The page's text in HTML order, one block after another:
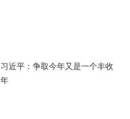
习近平：争取今年又是一个丰收
年